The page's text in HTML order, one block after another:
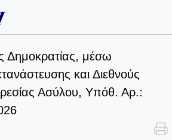
Δημοκρατίας, μέσω
και Διεθνούς
Ασύλου, Υπόθ. Αρ.: